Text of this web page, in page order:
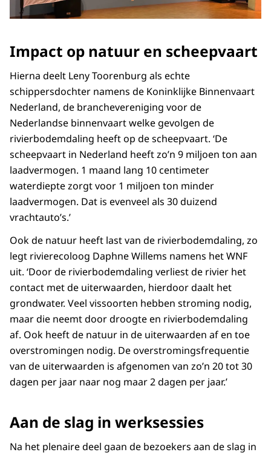
Impact op natuur en scheepvaart
Hierna deelt Leny Toorenburg als echte
schippersdochter namens de Koninklijke Binnenvaart
Nederland, de branchevereniging voor de
Nederlandse binnenvaart welke gevolgen de
rivierbodemdaling heeft op de scheepvaart. ‘De
scheepvaart in Nederland heeft zo’n 9 miljoen ton aan
laadvermogen. 1 maand lang 10 centimeter
waterdiepte zorgt voor 1 miljoen ton minder
laadvermogen. Dat is evenveel als 30 duizend
vrachtauto’s.’
Ook de natuur heeft last van de rivierbodemdaling, zo
legt rivierecoloog Daphne Willems namens het WNF
uit. ‘Door de rivierbodemdaling verliest de rivier het
contact met de uiterwaarden, hierdoor daalt het
grondwater. Veel vissoorten hebben stroming nodig,
maar die neemt door droogte en rivierbodemdaling
af. Ook heeft de natuur in de uiterwaarden af en toe
overstromingen nodig. De overstromingsfrequentie
van de uiterwaarden is afgenomen van zo’n 20 tot 30
dagen per jaar naar nog maar 2 dagen per jaar.’
Aan de slag in werksessies
Na het plenaire deel gaan de bezoekers aan de slag in